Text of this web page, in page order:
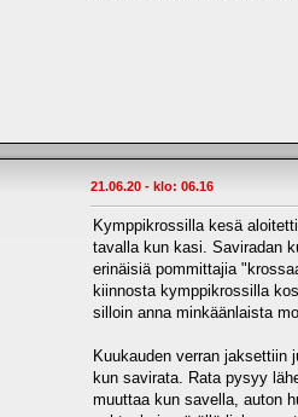
21.06.20 - klo: 06.16
Kymppikrossilla kesä
tavalla kun kasi. Saviradan
erinäisiä pommittajia
kiinnosta kymppikrossilla
silloin anna minkäänlaista
Kuukauden verran jaksettiin
kun savirata. Rata pysyy
muuttaa kun savella, auton